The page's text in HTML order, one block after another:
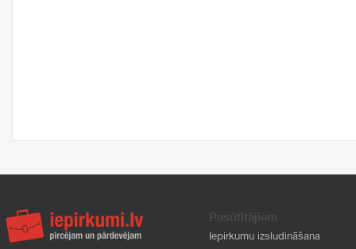
Pasūtītājiem
Iepirkumu izsludināšana